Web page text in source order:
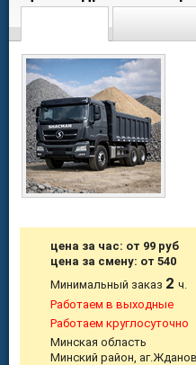
цена за час: от 99 руб
цена за смену: от 540
Минимальный заказ 2ч.
Работаем в выходные
Работаем круглосуточно
Минская область
Минский район,